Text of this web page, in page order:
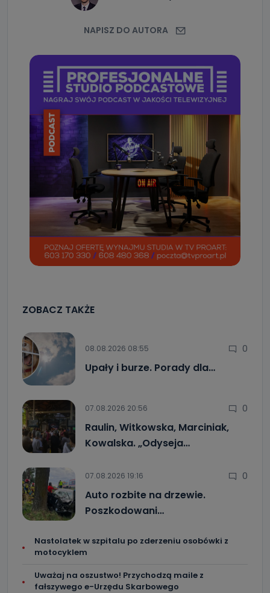
NAPISZ DO AUTORA
ZOBACZ TAKŻE
08.08.2026 08:55 0
Upały i burze. Porady dla…
07.08.2026 20:56 0
Raulin, Witkowska, Marciniak,
Kowalska. „Odyseja…
07.08.2026 19:16 0
Auto rozbite na drzewie.
Poszkodowani…
Nastolatek w szpitalu po zderzeniu osobówki z
motocyklem
Uważaj na oszustwo! Przychodzą maile z
fałszywego e-Urzędu Skarbowego